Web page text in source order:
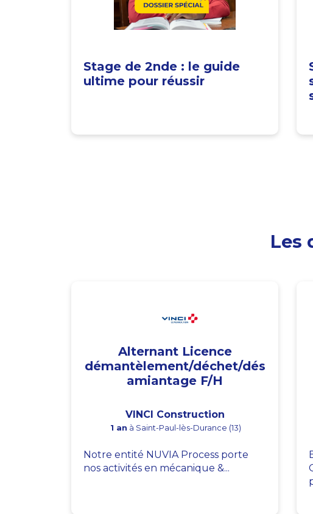
Stage de 2nde : le guide
ultime pour réussir
Les
Alternant Licence
démantèlement/déchet/dés
amiantage F/H
VINCI Construction
1 an à Saint-Paul-lès-Durance (13)
Notre entité NUVIA Process porte
nos activités en mécanique &...